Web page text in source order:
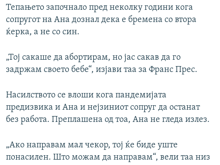
Тепањето започнало пред неколку години кога
сопругот на Ана дознал дека е бремена со втора
ќерка, а не со син.
„Тој сакаше да абортирам, но јас сакав да го
задржам своето бебе“, изјави таа за Франс Прес.
Насилството се влоши кога пандемијата
предизвика и Ана и нејзиниот сопруг да останат
без работа. Преплашена од тоа, Ана не гледа излез.
„Ако направам мал чекор, тој ќе биде уште
понасилен. Што можам да направам“, вели таа низ